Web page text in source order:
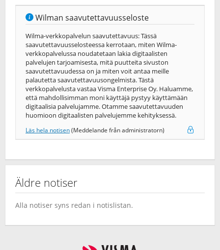
Wilman saavutettavuusseloste
Wilma-verkkopalvelun saavutettavuus: Tässä
saavutettavuusselosteessa kerrotaan, miten Wilma-
verkkopalvelussa noudatetaan lakia digitaalisten
palvelujen tarjoamisesta, mitä puutteita sivuston
saavutettavuudessa on ja miten voit antaa meille
palautetta saavutettavuusongelmista. Tästä
verkkopalvelusta vastaa Visma Enterprise Oy. Haluamme,
että mahdollisimman moni käyttäjä pystyy käyttämään
digitaalisia palvelujamme. Otamme saavutettavuuden
huomioon digitaalisten palvelujemme kehityksessä.
Läs hela notisen(Meddelande från administratorn)
Äldre notiser
Alla notiser syns redan i notislistan.